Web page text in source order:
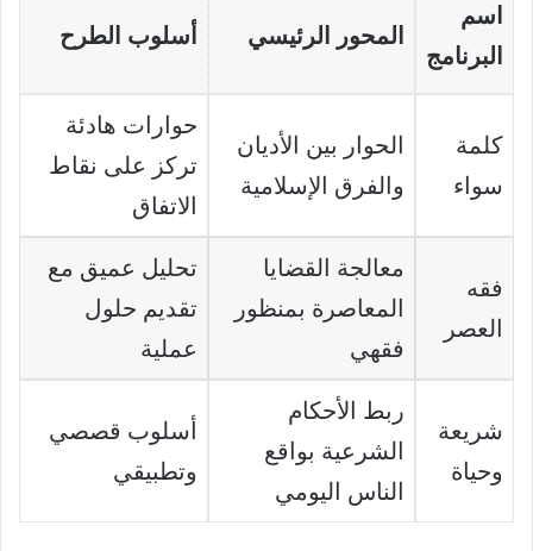
اسم
البرنامج
المحور الرئيسي أسلوب الطرح
كلمة
سواء
الحوار بين الأديان
والفرق الإسلامية
حوارات هادئة
تركز على نقاط
الاتفاق
فقه
العصر
معالجة القضايا
المعاصرة بمنظور
فقهي
تحليل عميق مع
تقديم حلول
عملية
شريعة
وحياة
ربط الأحكام
الشرعية بواقع
الناس اليومي
أسلوب قصصي
وتطبيقي